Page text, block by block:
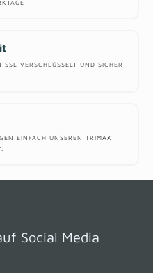
SSL VERSCHLÜSSELT UND SICHER
EINFACH UNSEREN TRIMAX
Social Media